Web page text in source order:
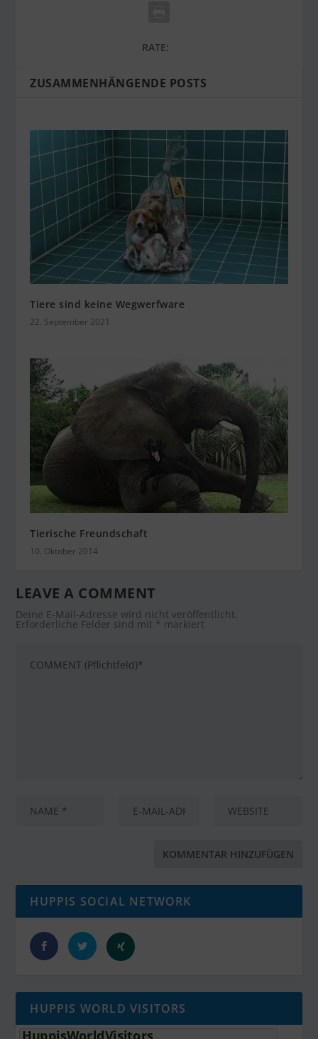
RATE:
ZUSAMMENHÄNGENDE POSTS
Tiere sind keine Wegwerfware
22. September 2021
Tierische Freundschaft
10. Oktober 2014
LEAVE A COMMENT
Deine E-Mail-Adresse wird nicht veröffentlicht.
Erforderliche Felder sind mit * markiert
HUPPIS SOCIAL NETWORK
HUPPIS WORLD VISITORS